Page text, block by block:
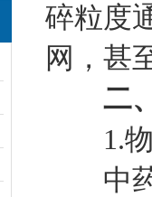
碎粒度
网，甚
二
1.物
中药